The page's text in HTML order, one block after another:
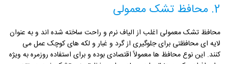
2. محافظ تشک معمولی
محافظ‌ تشک معمولی اغلب از الیاف نرم و راحت ساخته شده اند و به عنوان
لایه ای محافظتی برای جلوگیری از گرد و غبار و لکه های کوچک عمل می
کنند. این نوع محافظ ها معمولاً اقتصادی بوده و برای استفاده روزمره به ویژه